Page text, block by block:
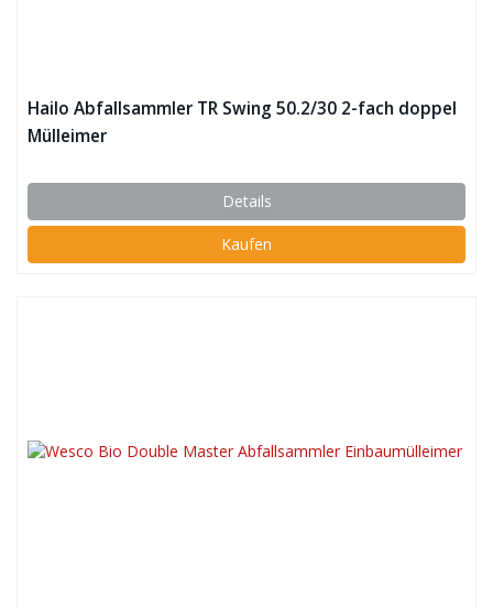
Hailo Abfallsammler TR Swing 50.2/30 2-fach doppel
Mülleimer
Details
Kaufen